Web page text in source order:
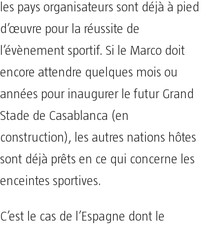
les pays organisateurs sont déjà à pied
d’œuvre pour la réussite de
l’évènement sportif. Si le Marco doit
encore attendre quelques mois ou
années pour inaugurer le futur Grand
Stade de Casablanca (en
construction), les autres nations hôtes
sont déjà prêts en ce qui concerne les
enceintes sportives.
C’est le cas de l’Espagne dont le